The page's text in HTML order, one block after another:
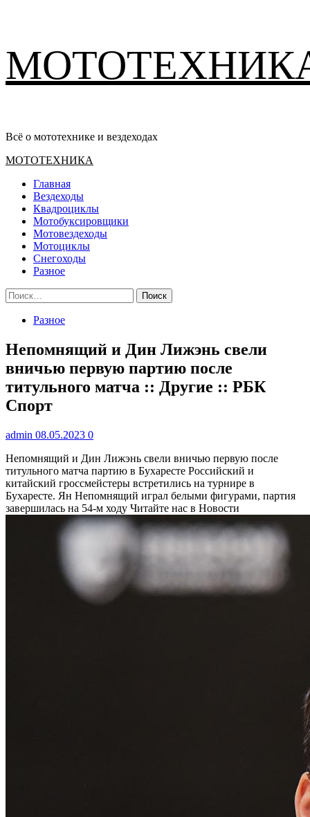
содержимому
Всё о мототехнике и вездеходах
Основное
МОТОТЕХНИКА
Главная
Вездеходы
Квадроциклы
Мотобуксировщики
Мотовездеходы
Мотоциклы
Снегоходы
Разное
Найти:
Разное
Непомнящий и Дин Лижэнь свели
вничью первую партию после
титульного матча :: Другие :: РБК
Спорт
admin 08.05.2023 0
Непомнящий и Дин Лижэнь свели вничью первую после
титульного матча партию в Бухаресте Российский и
китайский гроссмейстеры встретились на турнире в
Бухаресте. Ян Непомнящий играл белыми фигурами, партия
завершилась на 54-м ходу Читайте нас в Новости